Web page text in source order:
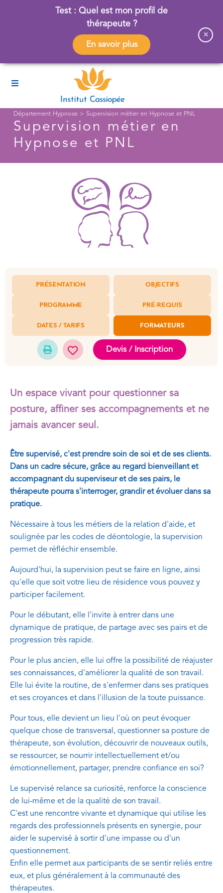
Test : Quel est mon profil de
thérapeute ?
En savoir plus
×
Département Hypnose > Supervision métier en Hypnose et PNL
Supervision métier en
Hypnose et PNL
PRÉSENTATION OBJECTIFS
PROGRAMME PRÉ-REQUIS
DATES / TARIFS FORMATEURS
Devis / Inscription
Un espace vivant pour questionner sa
posture, affiner ses accompagnements et ne
jamais avancer seul.
Être supervisé, c'est prendre soin de soi et de ses clients.
Dans un cadre sécure, grâce au regard bienveillant et
accompagnant du superviseur et de ses pairs, le
thérapeute pourra s'interroger, grandir et évoluer dans sa
pratique.
Nécessaire à tous les métiers de la relation d'aide, et
soulignée par les codes de déontologie, la supervision
permet de réfléchir ensemble.
Aujourd'hui, la supervision peut se faire en ligne, ainsi
qu'elle que soit votre lieu de résidence vous pouvez y
participer facilement.
Pour le débutant, elle l'invite à entrer dans une
dynamique de pratique, de partage avec ses pairs et de
progression très rapide.
Pour le plus ancien, elle lui offre la possibilité de réajuster
ses connaissances, d'améliorer la qualité de son travail.
Elle lui évite la routine, de s'enfermer dans ses pratiques
et ses croyances et dans l'illusion de la toute puissance.
Pour tous, elle devient un lieu l'où on peut évoquer
quelque chose de transversal, questionner sa posture de
thérapeute, son évolution, découvrir de nouveaux outils,
se ressourcer, se nourrir intellectuellement et/ou
émotionnellement, partager, prendre confiance en soi?
Le supervisé relance sa curiosité, renforce la conscience
de lui-même et de la qualité de son travail.
C'est une rencontre vivante et dynamique qui utilise les
regards des professionnels présents en synergie, pour
aider le supervisé à sortir d'une impasse ou d'un
questionnement.
Enfin elle permet aux participants de se sentir reliés entre
eux, et plus généralement à la communauté des
thérapeutes.